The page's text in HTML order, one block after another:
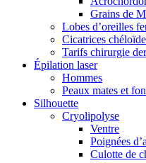
Grains de
Lobes d’oreilles
Cicatrices
Tarifs chirurgie
Épilation laser
Hommes
Peaux mates et
Silhouette
Cryolipolyse
Ventre
Poignées
Culotte de